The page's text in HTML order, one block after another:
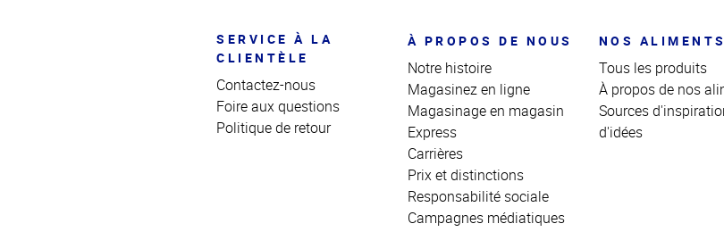
SERVICE À LA
CLIENTÈLE
Contactez-nous
Foire aux questions
Politique de retour
À PROPOS DE NOUS
Notre histoire
Magasinez en ligne
Magasinage en magasin
Express
Carrières
Prix et distinctions
Responsabilité sociale
Campagnes médiatiques
NOS ALIMENTS
Tous les produits
À propos de nos
Sources
d'idées